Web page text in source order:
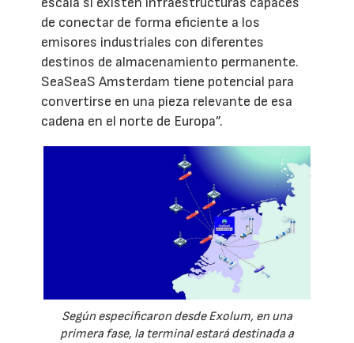
de conectar de forma eficiente a los
emisores industriales con diferentes
destinos de almacenamiento permanente.
SeaSeaS Amsterdam tiene potencial para
convertirse en una pieza relevante de esa
cadena en el norte de Europa”.
Según especificaron desde Exolum, en una
primera fase, la terminal estará destinada a